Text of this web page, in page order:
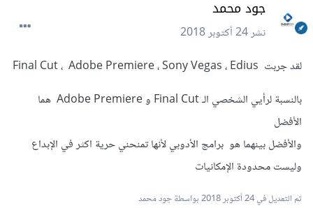
جود محمد
نشر24 أكتوبر 2018
لقد جربت Final Cut ، Adobe Premiere ، Sony Vegas ، Edius
بالنسبة لرأيي الشخصي الـ Final Cut و Adobe Premiere هما
الأفضل
والأفضل بينهما هو برامج الأدوبي لأنها تمنحني حرية اكثر في الإبداع
وليست محدودة الإمكانيات
تم التعديل في24 أكتوبر 2018 بواسطة جود محمد